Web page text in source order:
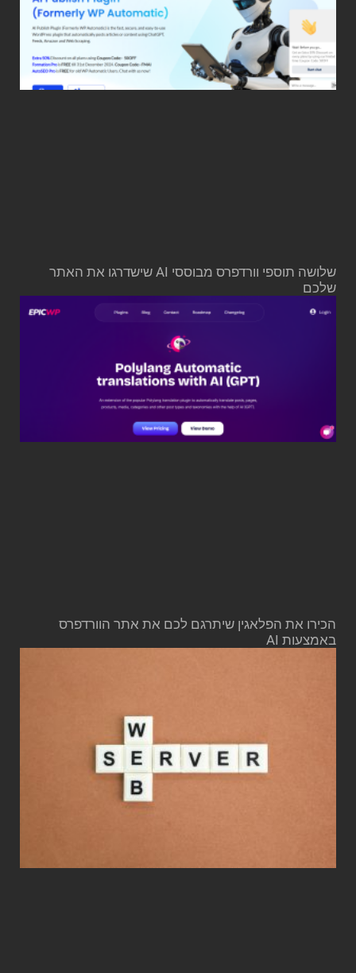
שלושה תוספי וורדפרס מבוססי AI שישדרגו את האתר
שלכם
הכירו את הפלאגין שיתרגם לכם את אתר הוורדפרס
באמצעות AI